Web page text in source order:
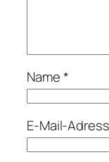
Name*
E-Mail-